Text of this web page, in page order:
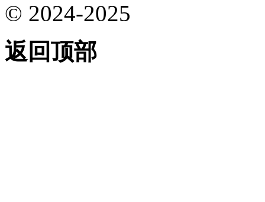
© 2024-2025
返回顶部